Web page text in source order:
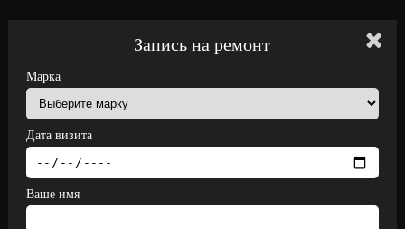
Запись на ремонт
Марка
Дата визита
Ваше имя